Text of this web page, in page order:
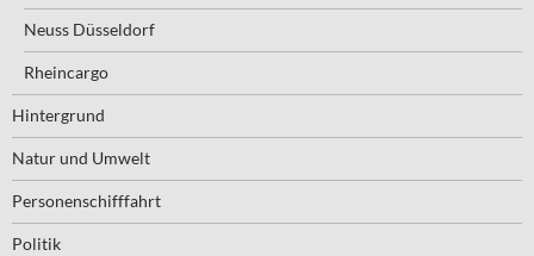
Neuss Düsseldorf
Rheincargo
Hintergrund
Natur und Umwelt
Personenschifffahrt
Politik